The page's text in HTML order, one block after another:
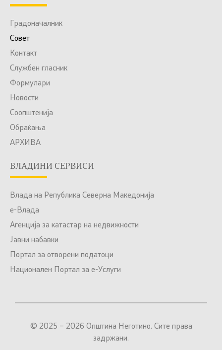
Градоначалник
Совет
Контакт
Службен гласник
Формулари
Новости
Соопштенија
Обраќања
АРХИВА
ВЛАДИНИ СЕРВИСИ
Влада на Република Северна Македонија
е-Влада
Агенција за катастар на недвижности
Јавни набавки
Портал за отворени податоци
Национален Портал за е-Услуги
© 2025 – 2026 Општина Неготино. Сите права
задржани.